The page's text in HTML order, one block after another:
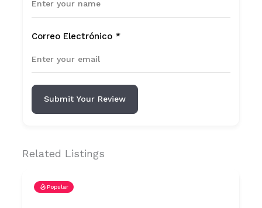
Correo Electrónico *
Submit Your Review
Related Listings
Popular